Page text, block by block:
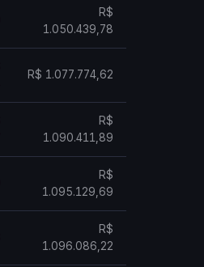
R$
1.050.439,78
R$ 1.077.774,62
R$
1.090.411,89
R$
1.095.129,69
R$
1.096.086,22